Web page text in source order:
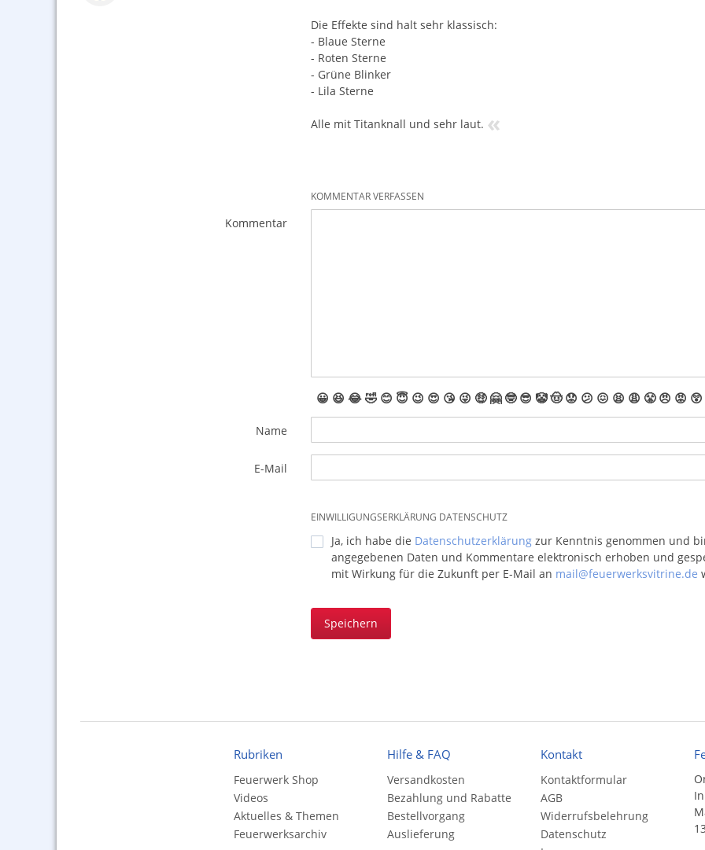
Die Effekte sind halt sehr klassisch:
- Blaue Sterne
- Roten Sterne
- Grüne Blinker
- Lila Sterne
Alle mit Titanknall und sehr laut. «
KOMMENTAR VERFASSEN
Kommentar
😀 😆 😂🤣 😊 😇 😉 😍 😘 😜 🤑 🤗 🤓 😎 🤡🤠 😟 😕 😖 😫 😩 😤 😠 😡 😲
Name
E-Mail
EINWILLIGUNGSERKLÄRUNG DATENSCHUTZ
Ja, ich habe die Datenschutzerklärungzur Kenntnis genommen und
angegebenen Daten und Kommentare elektronisch erhoben und
mit Wirkung für die Zukunft per E-Mail an mail@feuerwerksvitrine.de
Speichern
Rubriken
Feuerwerk Shop
Videos
Aktuelles & Themen
Feuerwerksarchiv
Hilfe & FAQ
Versandkosten
Bezahlung und Rabatte
Bestellvorgang
Auslieferung
Kontakt
Kontaktformular
AGB
Widerrufsbelehrung
Datenschutz